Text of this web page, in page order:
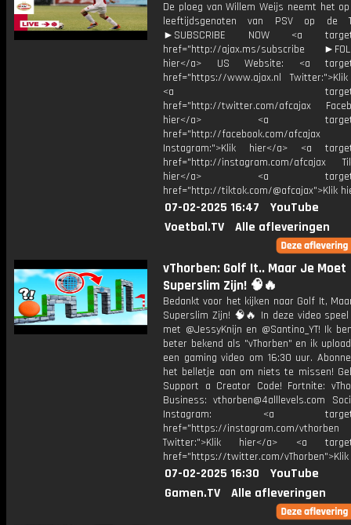
De ploeg van Willem Weijs neemt het
leeftijdsgenoten van PSV op de
►SUBSCRIBE NOW <a
href="http://ajax.ms/subscribe
hier</a> US Website: <a
href="https://www.ajax.nl
<a
href="http://twitter.com/afcajax
hier</a> <a
href="http://facebook.com/afcajax
Instagram:">Klik hier</a> <a
href="http://instagram.com/afcajax
hier</a> <a
href="http://tiktok.com/@afcajax">Klik
07-02-2025 16:47
YouTube
Voetbal.TV
Alle afleveringen
vThorben: Golf It.. Maar Je Moet
Superslim Zijn! 🧠🔥
Bedankt voor het kijken naar Golf It,
Superslim Zijn! 🧠🔥 In deze video
met @JessyKnijn en @Santino_YT! Ik
beter bekend als "vThorben" en ik
een gaming video om 16:30 uur.
het belletje aan om niets te missen!
Support a Creator Code! Fortnite:
Business: vthorben@4alllevels.com
Instagram: <a
href="https://instagram.com/vthorben
Twitter:">Klik hier</a> <a
href="https://twitter.com/
07-02-2025 16:30
YouTube
Gamen.TV
Alle afleveringen